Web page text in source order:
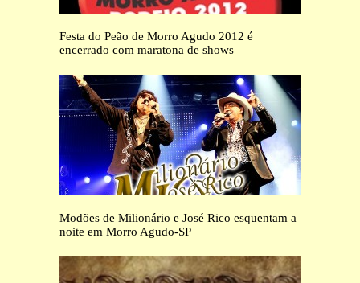
Festa do Peão de Morro Agudo 2012 é
encerrado com maratona de shows
Modões de Milionário e José Rico esquentam a
noite em Morro Agudo-SP